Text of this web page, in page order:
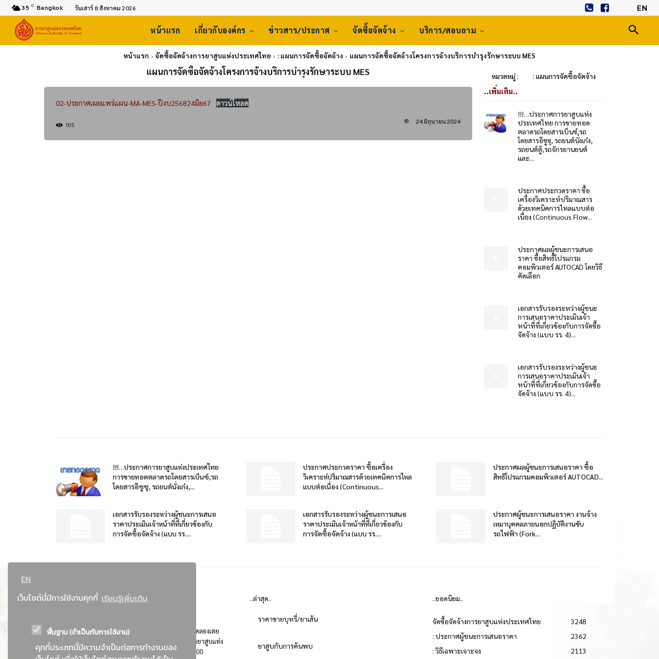
EN
เว็บไซต์นี้มีการใช้งานคุกกี้ เรียนรู้เพิ่มเติม
พื้นฐาน (จำเป็นกับการใช้งาน)
คุกกี้ประเภทนี้มีความจำเป็นต่อการทำงานของ
35 C Bangkok วันเสาร์ 8 สิงหาคม 2026 EN
หน้าแรก เกี่ยวกับองค์กร ข่าวสาร/ประกาศ จัดซื้อจัดจ้าง บริการ/สอบถาม
หน้าแรก จัดซื้อจัดจ้างการยาสูบแห่งประเทศไทย : แผนการจัดซื้อจัดจ้าง แผนการจัดซื้อจัดจ้างโครงการจ้างบริการบำรุงรักษาระบบ MES
แผนการจัดซื้อจัดจ้างโครงการจ้างบริการบำรุงรักษาระบบ MES หมวดหมู่ : : แผนการจัดซื้อจัดจ้าง
02-ประกาศเผยแพร่แผน-MA-MES-ปีงบ256824มิย67 ดาวน์โหลด
105 24 มิถุนายน 2024
..เพิ่มเติม..
!!!…ประกาศการยาสูบแห่ง
ประเทศไทย การขายทอด
ตลาดรถโดยสารเบ็นซ์,รถ
โดยสารอีซูซุ, รถยนต์นั่งเก๋ง,
รถยนต์ตู้,รถจักรยานยนต์
และ...
ประกาศประกวดราคา ซื้อ
เครื่องวิเคราะห์ปริมาณสาร
ด้วยเทคนิคการไหลแบบต่อ
เนื่อง (Continuous Flow...
ประกาศผลผู้ชนะการเสนอ
ราคา ซื้อสิทธิโปรแกรม
คอมพิวเตอร์ AUTOCAD โดยวิธี
คัดเลือก
เอกสารรับรองระหว่างผู้ชนะ
การเสนอราคาประเมินเจ้า
หน้าที่ที่เกี่ยวข้องกับการจัดซื้อ
จัดจ้าง (แบบ รร. 4)...
เอกสารรับรองระหว่างผู้ชนะ
การเสนอราคาประเมินเจ้า
หน้าที่ที่เกี่ยวข้องกับการจัดซื้อ
จัดจ้าง (แบบ รร. 4)...
!!!…ประกาศการยาสูบแห่งประเทศไทย
การขายทอดตลาดรถโดยสารเบ็นซ์,รถ
โดยสารอีซูซุ, รถยนต์นั่งเก๋ง,...
ประกาศประกวดราคา ซื้อเครื่อง
วิเคราะห์ปริมาณสารด้วยเทคนิคการไหล
แบบต่อเนื่อง (Continuous...
ประกาศผลผู้ชนะการเสนอราคา ซื้อ
สิทธิโปรแกรมคอมพิวเตอร์ AUTOCAD...
เอกสารรับรองระหว่างผู้ชนะการเสนอ
ราคาประเมินเจ้าหน้าที่ที่เกี่ยวข้องกับ
การจัดซื้อจัดจ้าง (แบบ รร....
เอกสารรับรองระหว่างผู้ชนะการเสนอ
ราคาประเมินเจ้าหน้าที่ที่เกี่ยวข้องกับ
การจัดซื้อจัดจ้าง (แบบ รร....
ประกาศผู้ชนะการเสนอราคา งานจ้าง
เหมาบุคคลภายนอกปฏิบัติงานขับ
รถไฟฟ้า (Fork...
ที่อยู่ : 184 ถนนพระรามที่ 4 แขวงคลองเตย เขตคลองเตย
กรุงเทพมหานคร 10110 ติดต่อประชาสัมพันธ์ การยาสูบแห่ง
ประเทศไทย Call center โทร. 0-2229-1000
..ล่าสุด..
ราคาขายบุหรี่/ยาเส้น
ยาสูบกับการค้นพบ
..ยอดนิยม..
จัดซื้อจัดจ้างการยาสูบแห่งประเทศไทย
3248
: ประกาศผู้ชนะการเสนอราคา
2362
: วิธีเฉพาะเจาะจง
2113